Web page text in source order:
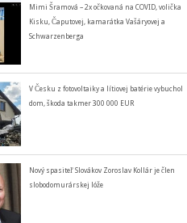
Mimi Šramová – 2x očkovaná na COVID, volička
Kisku, Čaputovej, kamarátka Vašáryovej a
Schwarzenberga
V Česku z fotovoltaiky a lítiovej batérie vybuchol
dom, škoda takmer 300 000 EUR
Nový spasiteľ Slovákov Zoroslav Kollár je člen
slobodomurárskej lóže